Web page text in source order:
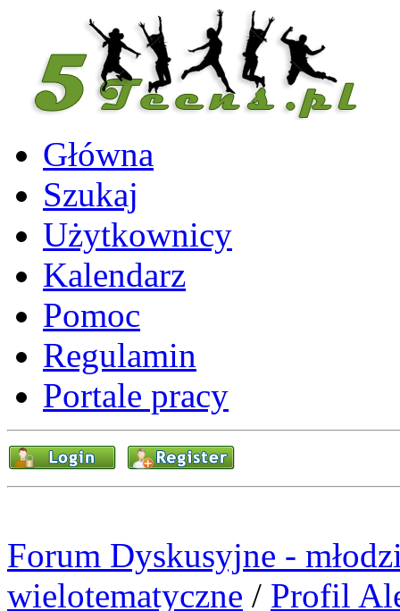
Główna
Szukaj
Użytkownicy
Kalendarz
Pomoc
Regulamin
Portale pracy
Forum Dyskusyjne -
wielotematyczne / Profil